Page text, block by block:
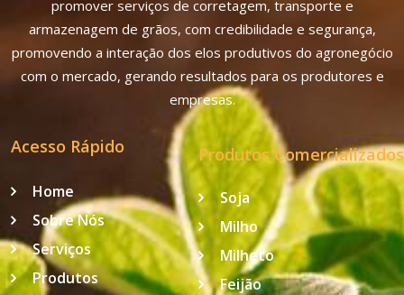
promover serviços de corretagem, transporte e
armazenagem de grãos, com credibilidade e segurança,
promovendo a interação dos elos produtivos do agronegócio
com o mercado, gerando resultados para os produtores e
empresas.
Acesso Rápido
Home
Sobre Nós
Serviços
Produtos
Produtos Comercializados
Soja
Milho
Milheto
Feijão